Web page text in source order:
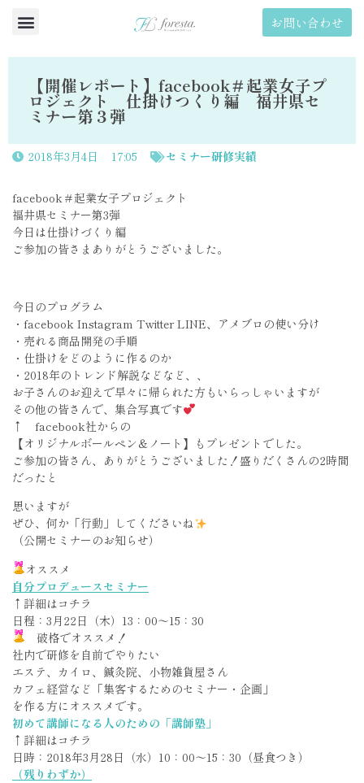
お問い合わせ
【開催レポート】facebook＃起業女子プ
ロジェクト 仕掛けつくり編 福井県セ
ミナー第３弾
2018年3月4日 17:05 セミナー研修実績
facebook＃起業女子プロジェクト
福井県セミナー第3弾
今日は仕掛けづくり編
ご参加の皆さまありがとうございました。
今日のプログラム
・facebook Instagram Twitter LINE、アメブロの使い分け
・売れる商品開発の手順
・仕掛けをどのように作るのか
・2018年のトレンド解説などなど、、
お子さんのお迎えで早々に帰られた方もいらっしゃいますが
その他の皆さんで、集合写真です
↑ facebook社からの
【オリジナルボールペン＆ノート】もプレゼントでした。
ご参加の皆さん、ありがとうございました！盛りだくさんの2時間
だったと
思いますが
ぜひ、何か「行動」してくださいね
（公開セミナーのお知らせ）
オススメ
自分プロデュースセミナー
↑詳細はコチラ
日程：3月22日（木）13：00〜15：30
破格でオススメ！
社内で研修を自前でやりたい
エステ、カイロ、鍼灸院、小物雑貨屋さん
カフェ経営など「集客するためのセミナー・企画」
を作る方にオススメです。
初めて講師になる人のための「講師塾」
↑詳細はコチラ
日時：2018年3月28日（水）10：00〜15：30（昼食つき）
（残りわずか）